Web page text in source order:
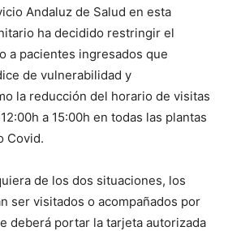
Andaluz de Salud en esta
ha decidido restringir el
a pacientes ingresados que
de vulnerabilidad y
la reducción del horario de visitas
a 15:00h en todas las plantas
Covid.
de los dos situaciones, los
ser visitados o acompañados por
deberá portar la tarjeta autorizada